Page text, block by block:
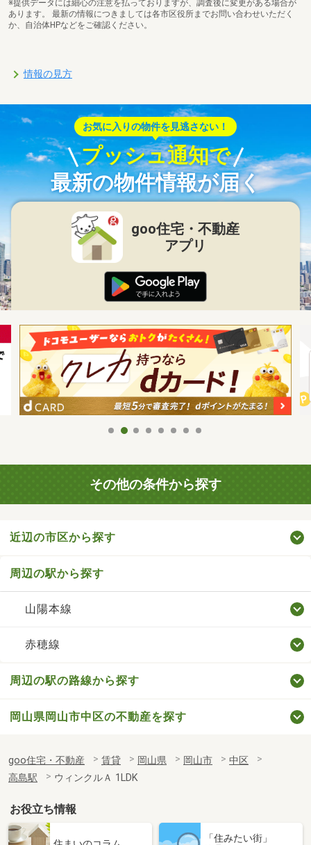
※提供データには細心の注意を払っておりますが、調査後に変更がある場合が
あります。 最新の情報につきましては各市区役所までお問い合わせいただく
か、自治体HPなどをご確認ください。
情報の見方
お気に入りの物件を見逃さない！
プッシュ通知で
最新の物件情報が届く
goo住宅・不動産
アプリ
その他の条件から探す
近辺の市区から探す
周辺の駅から探す
山陽本線
赤穂線
周辺の駅の路線から探す
岡山県岡山市中区の不動産を探す
goo住宅・不動産 賃貸 岡山県 岡山市
中区
高島駅
ウィンクルＡ 1LDK
お役立ち情報
「住みたい街」